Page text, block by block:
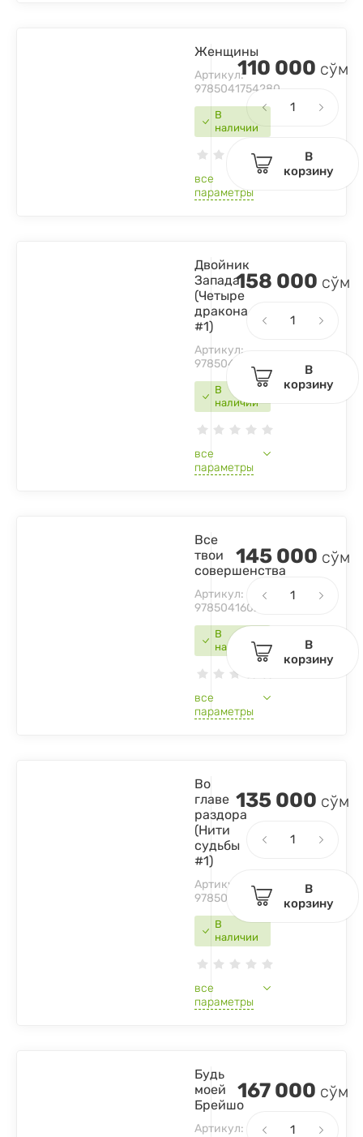
В
наличии
Женщины
Артикул:
9785041754280
все
параметры
110 000 сўм
В
корзину
В
наличии
Двойник
Запада
(Четыре
дракона
#1)
Артикул:
9785041688394
все
параметры
158 000 сўм
В
корзину
В
наличии
Все
твои
совершенства
Артикул:
9785041602468
все
параметры
145 000 сўм
В
корзину
В
наличии
Во
главе
раздора
(Нити
судьбы
#1)
Артикул:
9785041847340
все
параметры
135 000 сўм
В
корзину
Будь
моей
Брейшо
Артикул:
167 000 сўм